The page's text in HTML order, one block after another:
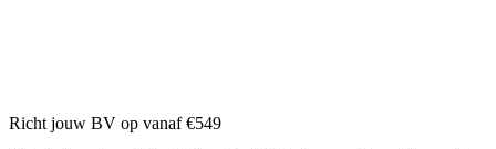
Richt jouw BV op vanaf €549